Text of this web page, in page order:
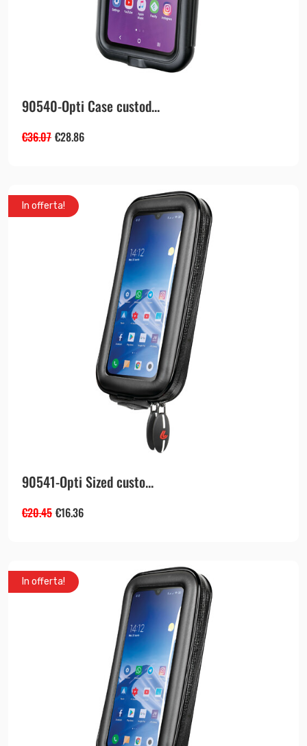
90540-Opti Case custod...
€36.07 €28.86
In offerta!
90541-Opti Sized custo...
€20.45 €16.36
In offerta!